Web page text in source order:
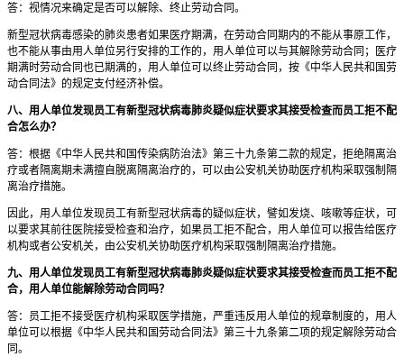
答：视情况来确定是否可以解除、终止劳动合同。
新型冠状病毒感染的肺炎患者如果医疗期满，在劳动合同期内的不能从事原工作，
也不能从事由用人单位另行安排的工作的，用人单位可以与其解除劳动合同；医疗
期满时劳动合同也已期满的，用人单位可以终止劳动合同，按《中华人民共和国劳
动合同法》的规定支付经济补偿。
八、用人单位发现员工有新型冠状病毒肺炎疑似症状要求其接受检查而员工拒不配
合怎么办？
答：根据《中华人民共和国传染病防治法》第三十九条第二款的规定，拒绝隔离治
疗或者隔离期未满擅自脱离隔离治疗的，可以由公安机关协助医疗机构采取强制隔
离治疗措施。
因此，用人单位发现员工有新型冠状病毒的疑似症状，譬如发烧、咳嗽等症状，可
以要求其前往医院接受检查和治疗，如果员工拒不配合，用人单位可以报告给医疗
机构或者公安机关，由公安机关协助医疗机构采取强制隔离治疗措施。
九、用人单位发现员工有新型冠状病毒肺炎疑似症状要求其接受检查而员工拒不配
合，用人单位能解除劳动合同吗？
答：员工拒不接受医疗机构采取医学措施，严重违反用人单位的规章制度的，用人
单位可以根据《中华人民共和国劳动合同法》第三十九条第二项的规定解除劳动合
同。